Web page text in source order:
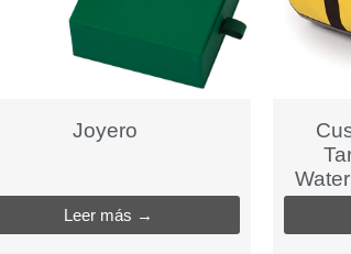
Joyero
Leer más →